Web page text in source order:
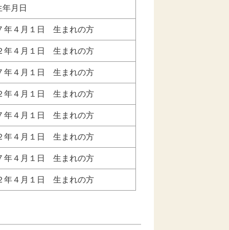
年月日
４月１日 生まれの方
４月１日 生まれの方
４月１日 生まれの方
４月１日 生まれの方
４月１日 生まれの方
４月１日 生まれの方
４月１日 生まれの方
年４月１日 生まれの方